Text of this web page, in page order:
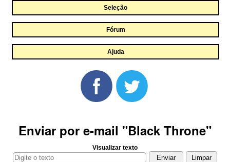
Seleção
Fórum
Ajuda
Enviar por e-mail "Black Throne"
Visualizar texto